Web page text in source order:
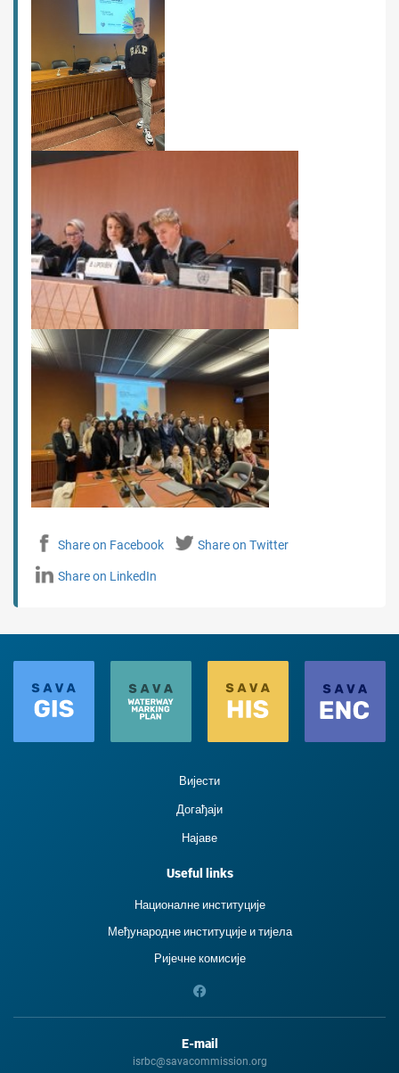
Share on Facebook Share on Twitter
Share on LinkedIn
Вијести
Догађаји
Најаве
Useful links
Националне институције
Међународне институције и тиjела
Ријечне комисије
E-mail
isrbc@savacommission.org